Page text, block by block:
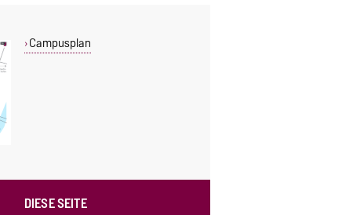
Campusplan
DIESE SEITE